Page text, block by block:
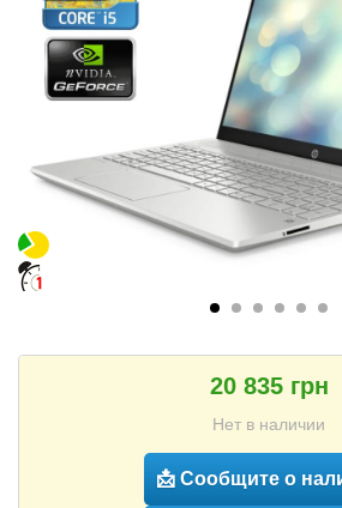
20 835 грн
Нет в наличии
📩 Сообщите о